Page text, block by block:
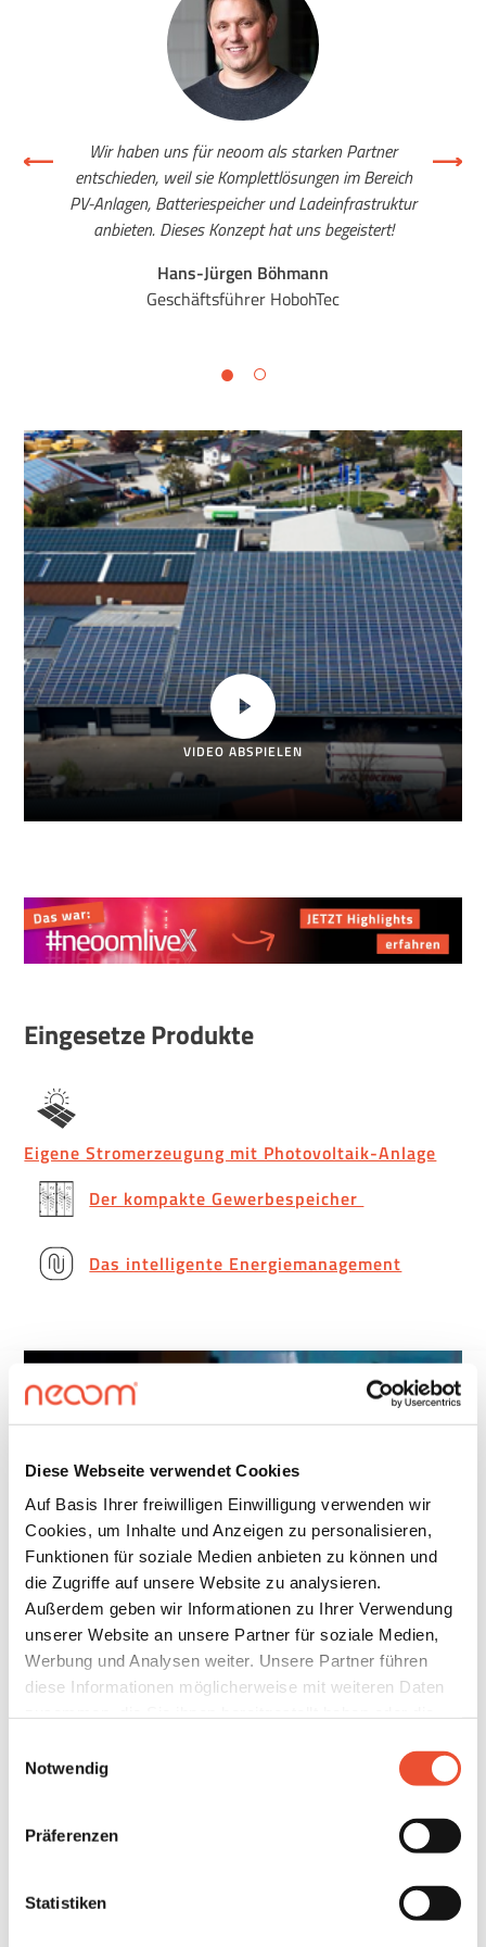
Diese Webseite verwendet Cookies
Auf Basis Ihrer freiwilligen Einwilligung verwenden wir
Cookies, um Inhalte und Anzeigen zu personalisieren,
Funktionen für soziale Medien anbieten zu können und
die Zugriffe auf unsere Website zu analysieren.
Außerdem geben wir Informationen zu Ihrer Verwendung
unserer Website an unsere Partner für soziale Medien,
Werbung und Analysen weiter. Unsere Partner führen
diese Informationen möglicherweise mit weiteren Daten
haben. Details finden Sie unter
UnsereDatenschutzbestimmungen s.
Sie können dabei alle Cookies akzeptieren, nur einzelne
Cookie an- oder abwählen oder auch sämtliche technisch
Notwendig
Präferenzen
Statistiken
Wir haben uns für neoom als starken Partner
entschieden, weil sie Komplettlösungen im Bereich
PV-Anlagen, Batteriespeicher und Ladeinfrastruktur
anbieten. Dieses Konzept hat uns begeistert!
Hans-Jürgen Böhmann
Geschäftsführer HobohTec
VIDEO ABSPIELEN
Eingesetze Produkte
Eigene Stromerzeugung mit Photovoltaik-Anlage
Der kompakte Gewerbespeicher
Das intelligente Energiemanagement
Energiegemeinschaften